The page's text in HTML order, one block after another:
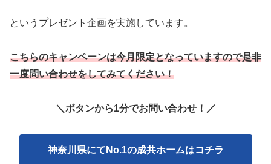
というプレゼント企画を実施しています。
こちらのキャンペーンは今月限定となっていますので是非
一度問い合わせをしてみてください！
＼ボタンから1分でお問い合わせ！ ／
神奈川県にてNo.1の成共ホームはコチラ